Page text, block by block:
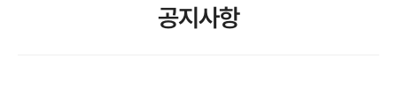
공지사항